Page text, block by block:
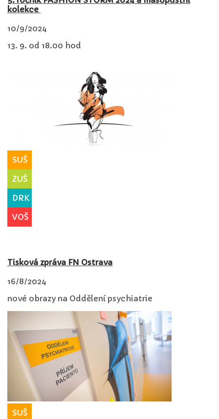
kolekce
10/9/2024
13. 9. od 18.00 hod
SUŠ
ZUŠ
DRK
VOŠ
Tisková zpráva FN Ostrava
16/8/2024
nové obrazy na Oddělení psychiatrie
SUŠ